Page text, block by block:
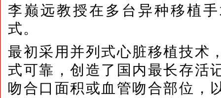
李巅远教授在多台异种移植
式。
最初采用并列式心脏移植技术
式可靠，创造了国内最长存活
吻合口面积或血管吻合部位，